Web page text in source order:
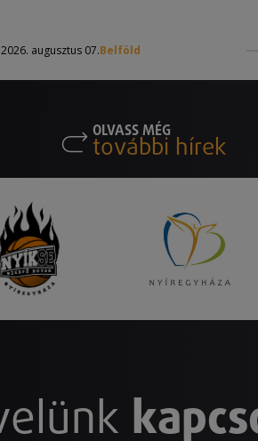
2026. augusztus 07.Belföld
OLVASS MÉG
további hírek